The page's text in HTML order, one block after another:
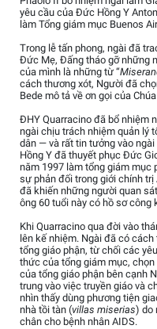
yêu cầu của Đức Hồng Y
làm Tổng giám mục Buenos
Trong lễ tấn phong, ngài đã
Đức Mẹ, Đấng tháo gỡ những
của mình là những từ “
cách thương xót, Người đã
Bede mô tả về ơn gọi của
ĐHY Quarracino đã bổ nhiệm
ngài chịu trách nhiệm quản lý
dân — và rất tin tưởng vào
Hồng Y đã thuyết phục Đức
năm 1997 làm tổng giám mục
sự phản đối trong giới chính trị
đã khiến những người quan
ông 60 tuổi này có hồ sơ công
Khi Quarracino qua đời vào
lên kế nhiệm. Ngài đã có
tổng giáo phận, từ chối các
thức của tổng giám mục,
của tổng giáo phận bên cạnh
trung vào việc truyền giáo và
nhìn thấy dùng phương tiện
nhà tồi tàn (villas miserias) do
chân cho bệnh nhân AIDS.